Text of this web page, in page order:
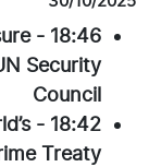
18:46
-
Security
Council
18:42
-
Treaty